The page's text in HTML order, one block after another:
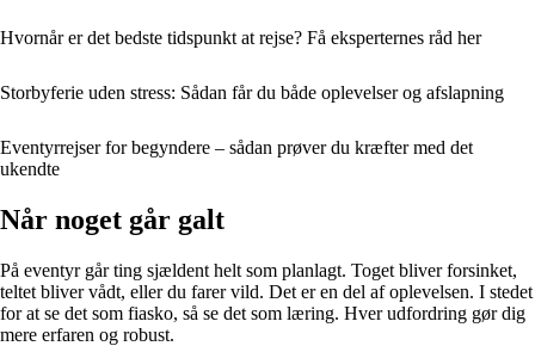
Hvornår er det bedste tidspunkt at rejse? Få eksperternes råd her
Storbyferie uden stress: Sådan får du både oplevelser og afslapning
Eventyrrejser for begyndere – sådan prøver du kræfter med det
ukendte
Når noget går galt
På eventyr går ting sjældent helt som planlagt. Toget bliver forsinket,
teltet bliver vådt, eller du farer vild. Det er en del af oplevelsen. I stedet
for at se det som fiasko, så se det som læring. Hver udfordring gør dig
mere erfaren og robust.